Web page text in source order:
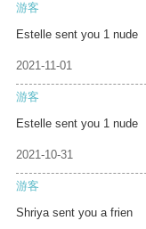
游客
Estelle sent you 1 nude
2021-11-01
游客
Estelle sent you 1 nude
2021-10-31
游客
Shriya sent you a frien